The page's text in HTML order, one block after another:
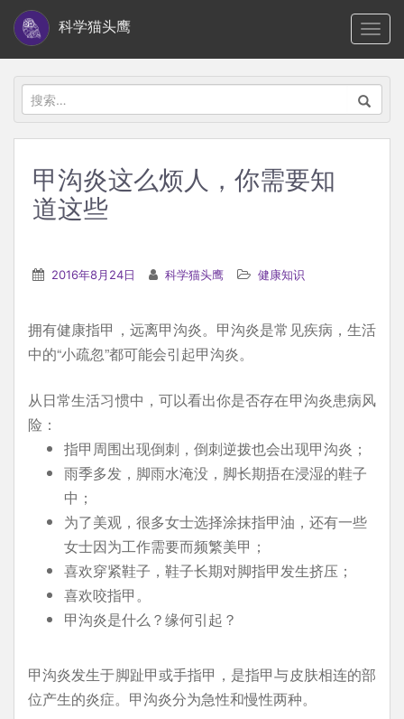
i
科学猫头鹰
搜
索：
甲沟炎这么烦人，你需要知
道这些
2016年8月24日 科学猫头鹰 健康知识
拥有健康指甲，远离甲沟炎。甲沟炎是常见疾病，生活
中的“小疏忽”都可能会引起甲沟炎。
从日常生活习惯中，可以看出你是否存在甲沟炎患病风
险：
指甲周围出现倒刺，倒刺逆拨也会出现甲沟炎；
雨季多发，脚雨水淹没，脚长期捂在浸湿的鞋子
中；
为了美观，很多女士选择涂抹指甲油，还有一些
女士因为工作需要而频繁美甲；
喜欢穿紧鞋子，鞋子长期对脚指甲发生挤压；
喜欢咬指甲。
甲沟炎是什么？缘何引起？
甲沟炎发生于脚趾甲或手指甲，是指甲与皮肤相连的部
位产生的炎症。甲沟炎分为急性和慢性两种。